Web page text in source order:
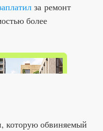
за ремонт
более
которую обвиняемый